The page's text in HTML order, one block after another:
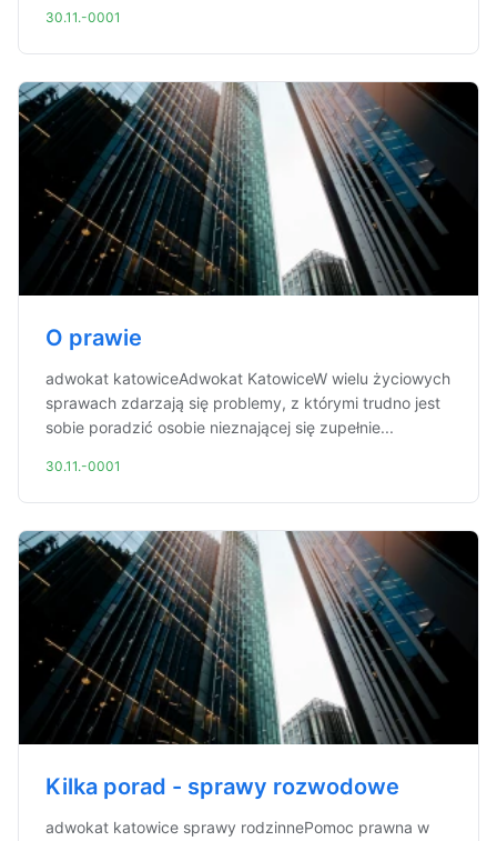
30.11.-0001
O prawie
adwokat katowiceAdwokat KatowiceW wielu życiowych
sprawach zdarzają się problemy, z którymi trudno jest
sobie poradzić osobie nieznającej się zupełnie...
30.11.-0001
Kilka porad - sprawy rozwodowe
adwokat katowice sprawy rodzinnePomoc prawna w